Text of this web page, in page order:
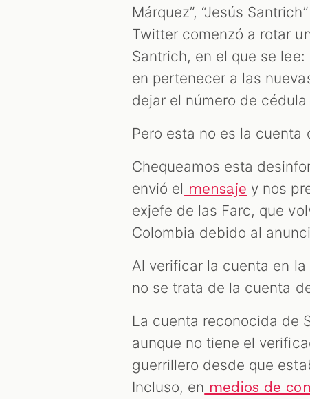
Márquez”, “Jesús
Twitter comenzó a rotar
Santrich, en el que se
en pertenecer a las
dejar el número de cédula
Pero esta no es la cuenta
Chequeamos esta
envió el mensaje y nos
exjefe de las Farc, que
Colombia debido al
Al verificar la cuenta en
no se trata de la cuenta
La cuenta reconocida de
aunque no tiene el
guerrillero desde que
Incluso, en medios de